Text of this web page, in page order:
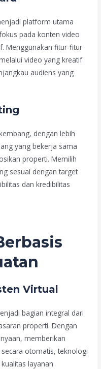
platform utama
pada konten video
Menggunakan fitur-fitur
video yang kreatif
audiens yang
dengan lebih
yang bekerja sama
properti. Memilih
sesuai dengan target
dan kredibilitas
Virtual
bagian integral dari
properti. Dengan
memberikan
otomatis, teknologi
layanan